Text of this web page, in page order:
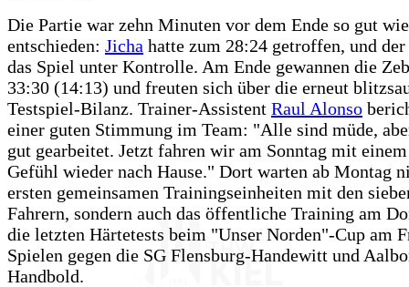
Die Partie war zehn Minuten vor dem Ende so gut wie
entschieden: Jicha hatte zum 28:24 getroffen, und
das Spiel unter Kontrolle. Am Ende gewannen die
33:30 (14:13) und freuten sich über die erneut
Testspiel-Bilanz. Trainer-Assistent Raul Alonso
einer guten Stimmung im Team: "Alle sind müde,
gut gearbeitet. Jetzt fahren wir am Sonntag mit
Gefühl wieder nach Hause." Dort warten ab Montag
ersten gemeinsamen Trainingseinheiten mit den
Fahrern, sondern auch das öffentliche Training am
die letzten Härtetests beim "Unser Norden"-Cup am
Spielen gegen die SG Flensburg-Handewitt und
Handbold.